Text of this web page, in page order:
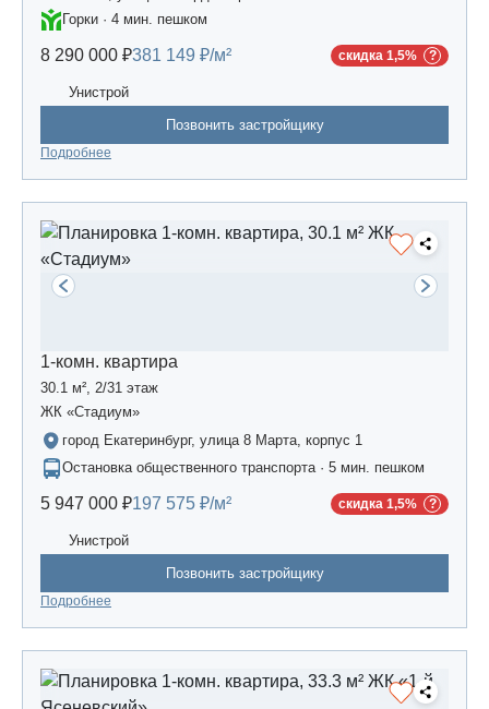
Горки · 4 мин. пешком
8 290 000 ₽381 149 ₽/м² скидка 1,5%
Унистрой
Позвонить застройщику
Подробнее
1-комн. квартира
30.1 м², 2/31 этаж
ЖК «Стадиум»
город Екатеринбург, улица 8 Марта, корпус 1
Остановка общественного транспорта · 5 мин. пешком
5 947 000 ₽197 575 ₽/м² скидка 1,5%
Унистрой
Позвонить застройщику
Подробнее